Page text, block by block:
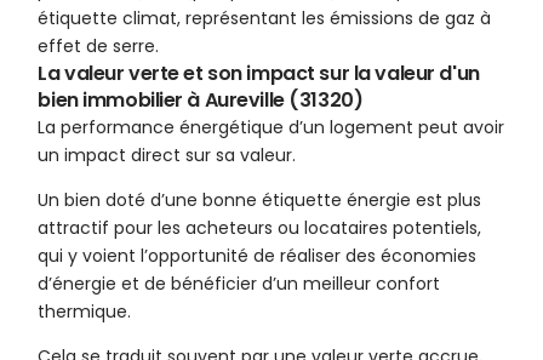
étiquette climat, représentant les émissions de gaz à
effet de serre.
La valeur verte et son impact sur la valeur d'un
bien immobilier à Aureville (31320)
La performance énergétique d’un logement peut avoir
un impact direct sur sa valeur.
Un bien doté d’une bonne étiquette énergie est plus
attractif pour les acheteurs ou locataires potentiels,
qui y voient l’opportunité de réaliser des économies
d’énergie et de bénéficier d’un meilleur confort
thermique.